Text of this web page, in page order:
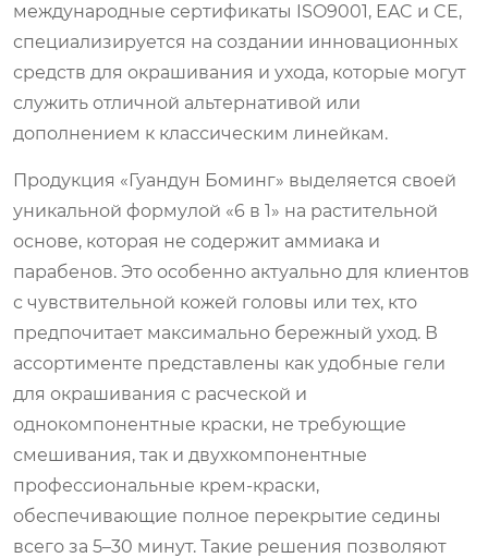
международные сертификаты ISO9001, EAC и CE,
специализируется на создании инновационных
средств для окрашивания и ухода, которые могут
служить отличной альтернативой или
дополнением к классическим линейкам.
Продукция «Гуандун Боминг» выделяется своей
уникальной формулой «6 в 1» на растительной
основе, которая не содержит аммиака и
парабенов. Это особенно актуально для клиентов
с чувствительной кожей головы или тех, кто
предпочитает максимально бережный уход. В
ассортименте представлены как удобные гели
для окрашивания с расческой и
однокомпонентные краски, не требующие
смешивания, так и двухкомпонентные
профессиональные крем-краски,
обеспечивающие полное перекрытие седины
всего за 5–30 минут. Такие решения позволяют